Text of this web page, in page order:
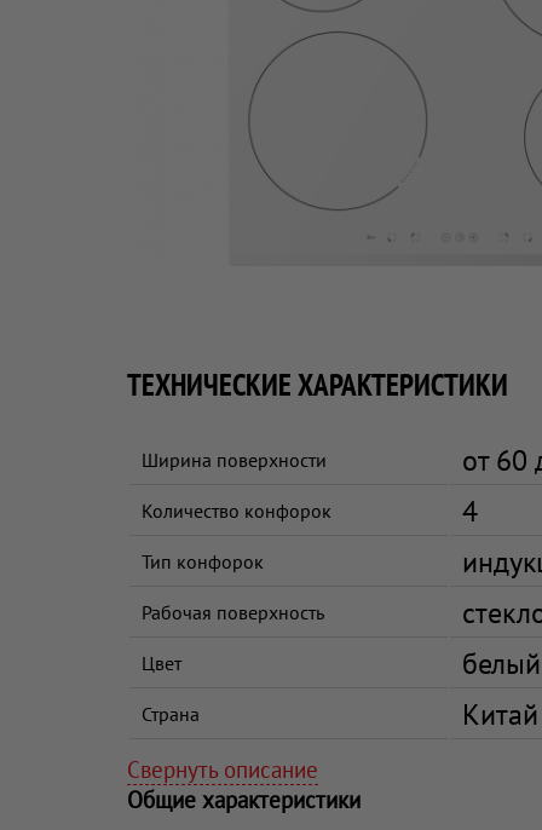
ТЕХНИЧЕСКИЕ ХАРАКТЕРИСТИКИ
Ширина поверхности от 60
Количество конфорок 4
Тип конфорок
Рабочая поверхность
Цвет белый
Страна Китай
Свернуть описание
Общие характеристики